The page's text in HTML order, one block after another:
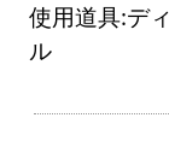
使用道具:デ
ル